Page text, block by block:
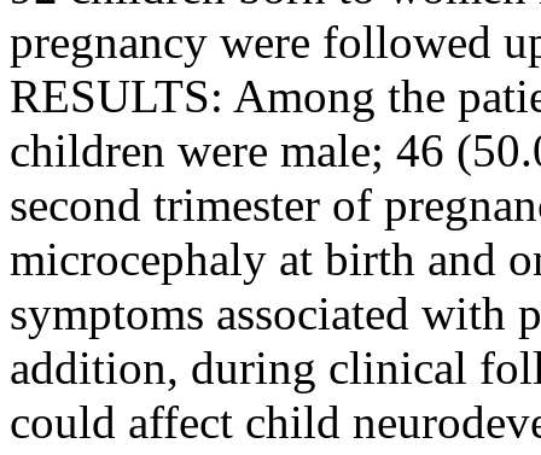
pregnancy were followed
RESULTS: Among the
children were male; 46
second trimester of
microcephaly at birth and
symptoms associated with
addition, during clinical
could affect child